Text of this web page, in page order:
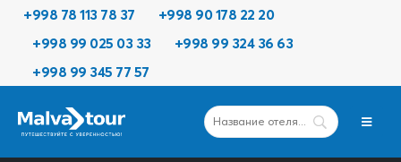
+998 78 113 78 37
+998 90 178 22 20
+998 99 025 03 33
+998 99 324 36 63
+998 99 345 77 57